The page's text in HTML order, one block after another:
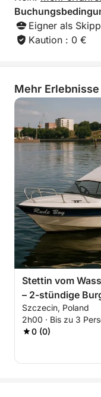
Sicherheit und
Erlebnis.
Bei dieser Tour
geht um Freiheit,
Reservieren Sie
Sie sich einen
Freizeit,
unglaublichen
Eigner als
Kaution : 0 €
Mehr
Stettin vom
– 2-stündige
Szczecin, Poland
2h00 · Bis zu 3
0 (0)